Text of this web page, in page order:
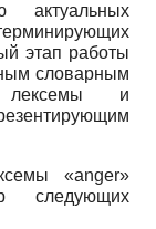
этап работы
словарным
лексемы и
«anger»
следующих